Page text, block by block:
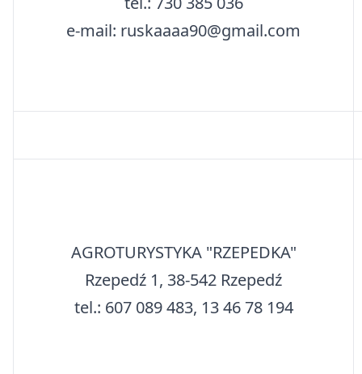
e-mail: ruskaaaa90@gmail.com
AGROTURYSTYKA "RZEPEDKA"
Rzepedź 1, 38-542 Rzepedź
tel.: 607 089 483, 13 46 78 194